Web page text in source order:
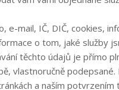
e-mail, IČ, DIČ, cookies,
o tom, jaké služby
těchto údajů je přímo
vlastnoručně
a naším potvrzením